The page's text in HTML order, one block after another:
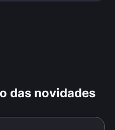
das novidades